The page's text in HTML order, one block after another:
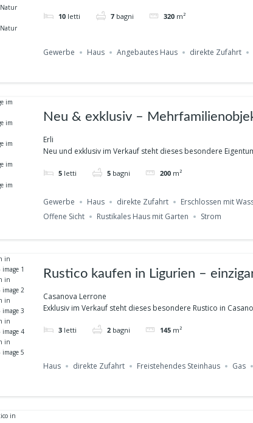
10 letti 7 bagni 320 m²
Gewerbe Haus Angebautes Haus direkte Zufahrt
Neu & exklusiv –
Erli
Neu und exklusiv im Verkauf steht dieses besondere
5 letti 5 bagni 200 m²
Gewerbe Haus direkte Zufahrt Erschlossen mit
Offene Sicht
Rustikales Haus mit Garten Strom
Rustico kaufen in Ligurien –
Casanova Lerrone mit Geschichte
Casanova Lerrone
Exklusiv im Verkauf steht dieses besondere Rustico in
3 letti 2 bagni 145 m²
Haus direkte Zufahrt Freistehendes Steinhaus Gas